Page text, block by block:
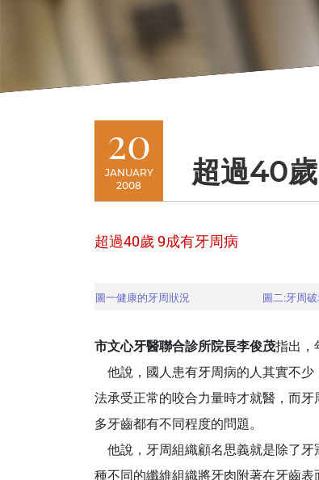
20
JANUARY
2008
超過40
超過40歲 9成有牙周病
圖一健康的牙周狀況 圖二:牙周
市文心牙醫聯合診所院長李俊茂指出，
他說，國人患有牙周病的人其實不少
法承受正常的咬合力量時才就醫，而
多牙齒都有不同程度的問題。
他說，牙周組織顧名思義就是除了牙
種不同的纖維組織將牙肉附著在牙齒